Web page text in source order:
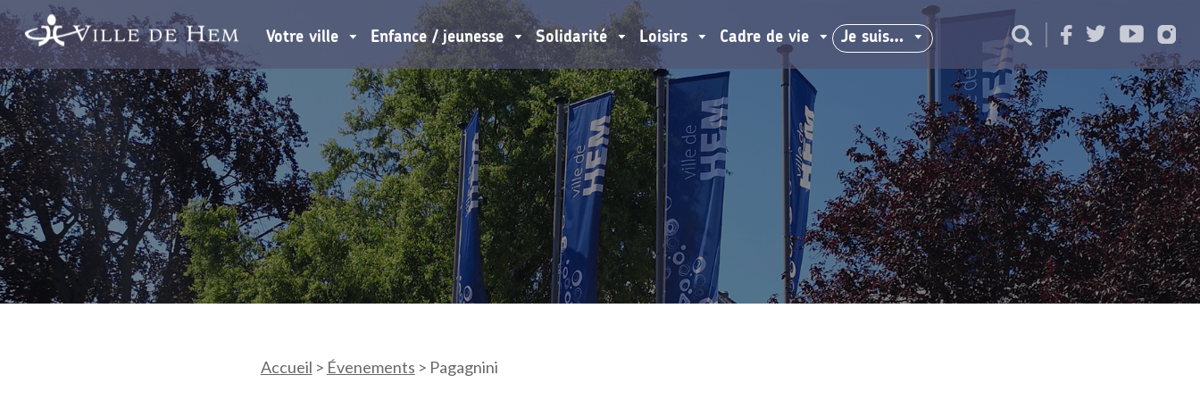
Votre ville Enfance / jeunesse Solidarité Loisirs Cadre de vie Je suis…
Accueil > Évenements > Pagagnini